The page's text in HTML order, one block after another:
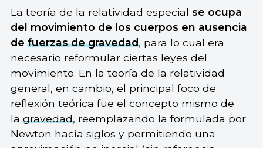
La teoría de la relatividad especial se ocupa
del movimiento de los cuerpos en ausencia
defuerzas de gravedad, para lo cual era
necesario reformular ciertas leyes del
movimiento. En la teoría de la relatividad
general, en cambio, el principal foco de
reflexión teórica fue el concepto mismo de
lagravedad, reemplazando la formulada por
Newton hacía siglos y permitiendo una